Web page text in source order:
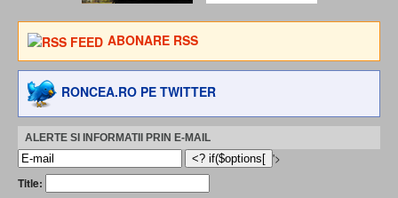
ABONARE RSS
RONCEA.RO PE TWITTER
ALERTE SI INFORMATII PRIN E-MAIL
'>
Title: